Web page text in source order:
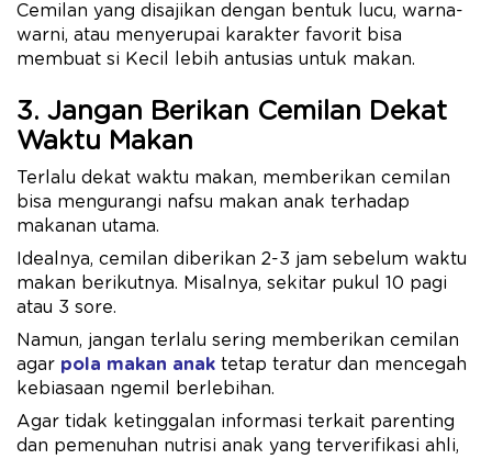
Cemilan yang disajikan dengan bentuk lucu, warna-
warni, atau menyerupai karakter favorit bisa
membuat si Kecil lebih antusias untuk makan.
3. Jangan Berikan Cemilan Dekat
Waktu Makan
Terlalu dekat waktu makan, memberikan cemilan
bisa mengurangi nafsu makan anak terhadap
makanan utama.
Idealnya, cemilan diberikan 2-3 jam sebelum waktu
makan berikutnya. Misalnya, sekitar pukul 10 pagi
atau 3 sore.
Namun, jangan terlalu sering memberikan cemilan
agar pola makan anak tetap teratur dan mencegah
kebiasaan ngemil berlebihan.
Agar tidak ketinggalan informasi terkait parenting
dan pemenuhan nutrisi anak yang terverifikasi ahli,